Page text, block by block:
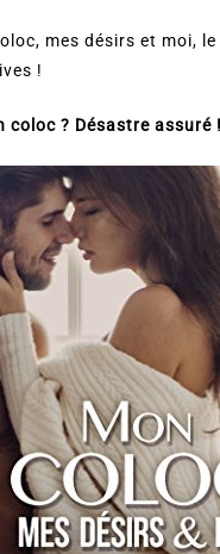
mes désirs et moi,
!
coloc ? Désastre assuré !